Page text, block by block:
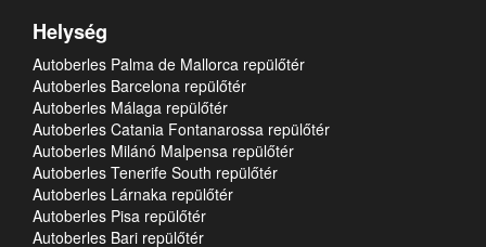
Helység
Autoberles Palma de Mallorca repülőtér
Autoberles Barcelona repülőtér
Autoberles Málaga repülőtér
Autoberles Catania Fontanarossa repülőtér
Autoberles Milánó Malpensa repülőtér
Autoberles Tenerife South repülőtér
Autoberles Lárnaka repülőtér
Autoberles Pisa repülőtér
Autoberles Bari repülőtér